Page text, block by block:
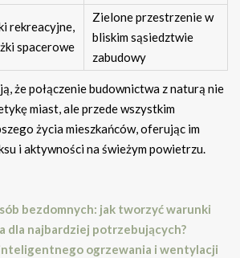
rekreacyjne,
spacerowe
Zielone przestrzenie w
bliskim sąsiedztwie
zabudowy
że połączenie budownictwa z naturą nie
miast, ale przede wszystkim
życia mieszkańców, oferując im
i aktywności na świeżym powietrzu.
bezdomnych: jak tworzyć warunki
dla najbardziej potrzebujących?
ogrzewania i wentylacji